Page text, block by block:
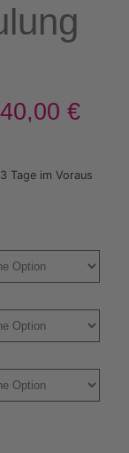
€
Tage im Voraus